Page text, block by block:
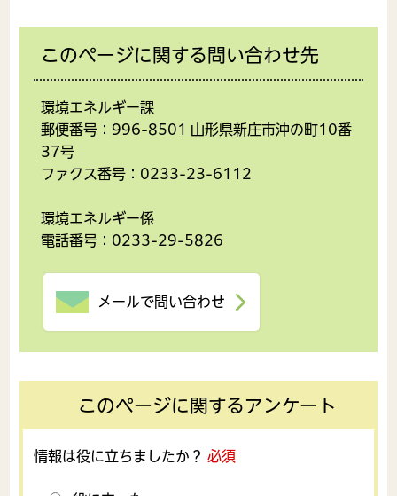
このページに関する問い合わせ先
環境エネルギー課
郵便番号：996-8501 山形県新庄市沖の町10番
37号
ファクス番号：0233-23-6112
環境エネルギー係
電話番号：0233-29-5826
メールで問い合わせ
このページに関するアンケート
情報は役に立ちましたか？ 必須